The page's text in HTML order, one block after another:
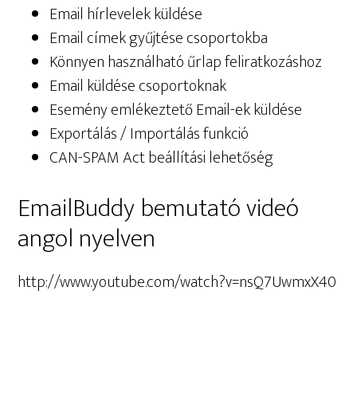
Email hírlevelek küldése
Email címek gyűjtése csoportokba
Könnyen használható űrlap feliratkozáshoz
Email küldése csoportoknak
Esemény emlékeztető Email-ek küldése
Exportálás / Importálás funkció
CAN-SPAM Act beállítási lehetőség
EmailBuddy bemutató videó
angol nyelven
http://www.youtube.com/watch?v=nsQ7UwmxX40